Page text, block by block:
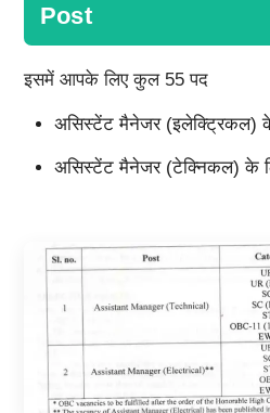
Post
इसमें आपके लिए कुल 55 पद
असिस्टेंट मैनेजर (इलेक्ट्रिकल)
असिस्टेंट मैनेजर (टेक्निकल) के